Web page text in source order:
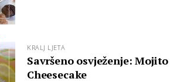
KRALJ LJETA
Savršeno osvježenje: Mojito
Cheesecake